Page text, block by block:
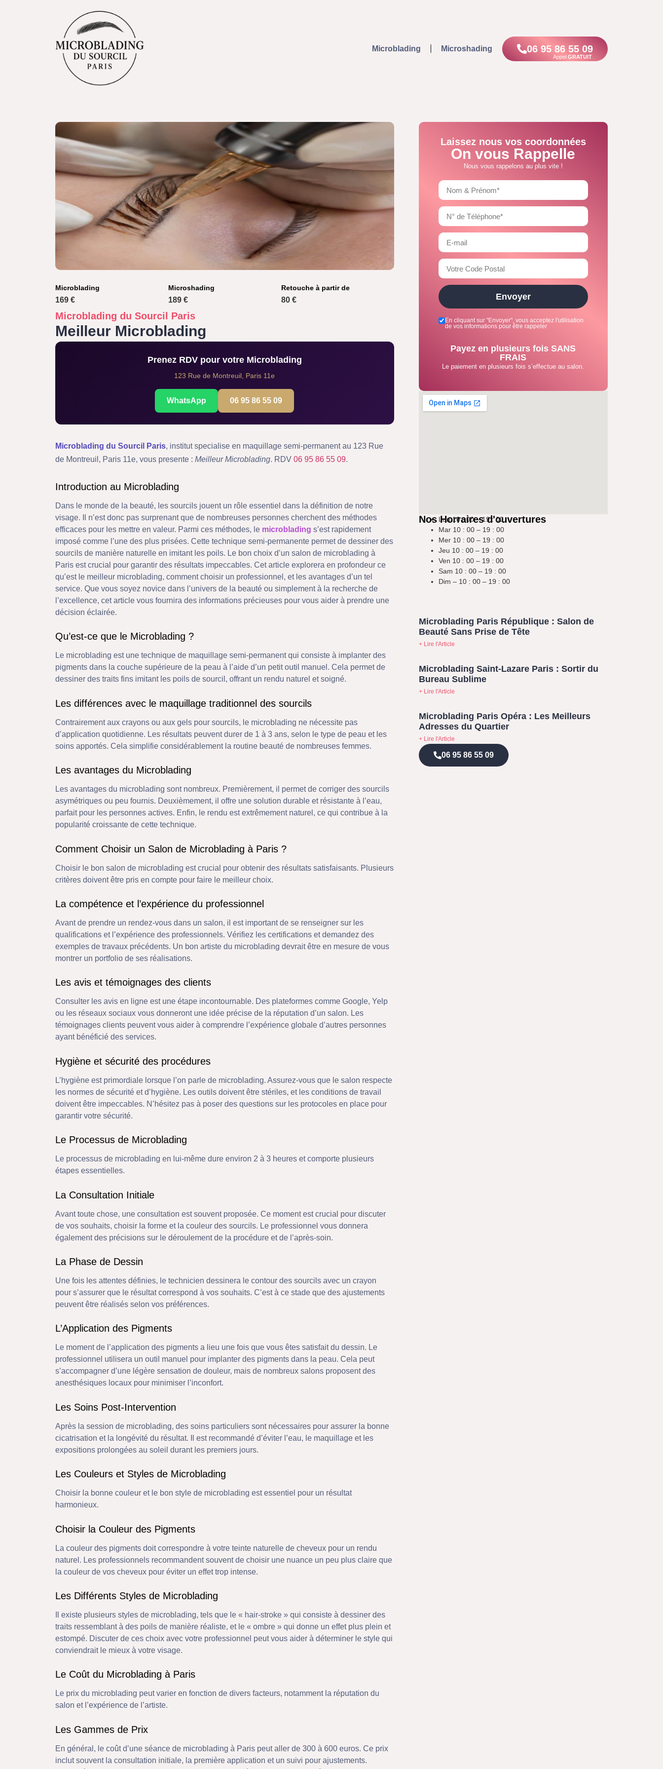
Microblading Microshading 06 95 86 55 09
Appel GRATUIT
Microblading
169 €
Microshading
189 €
Retouche à partir de
80 €
Microblading du Sourcil Paris
Meilleur Microblading
Prenez RDV pour votre Microblading
123 Rue de Montreuil, Paris 11e
WhatsApp 06 95 86 55 09
Microblading du Sourcil Paris, institut specialise en maquillage semi-permanent au 123 Rue
de Montreuil, Paris 11e, vous presente : Meilleur Microblading. RDV 06 95 86 55 09.
Introduction au Microblading
Dans le monde de la beauté, les sourcils jouent un rôle essentiel dans la définition de notre
visage. Il n’est donc pas surprenant que de nombreuses personnes cherchent des méthodes
efficaces pour les mettre en valeur. Parmi ces méthodes, le microblading s’est rapidement
imposé comme l’une des plus prisées. Cette technique semi-permanente permet de dessiner des
sourcils de manière naturelle en imitant les poils. Le bon choix d’un salon de microblading à
Paris est crucial pour garantir des résultats impeccables. Cet article explorera en profondeur ce
qu’est le meilleur microblading, comment choisir un professionnel, et les avantages d’un tel
service. Que vous soyez novice dans l’univers de la beauté ou simplement à la recherche de
l’excellence, cet article vous fournira des informations précieuses pour vous aider à prendre une
décision éclairée.
Qu’est-ce que le Microblading ?
Le microblading est une technique de maquillage semi-permanent qui consiste à implanter des
pigments dans la couche supérieure de la peau à l’aide d’un petit outil manuel. Cela permet de
dessiner des traits fins imitant les poils de sourcil, offrant un rendu naturel et soigné.
Les différences avec le maquillage traditionnel des sourcils
Contrairement aux crayons ou aux gels pour sourcils, le microblading ne nécessite pas
d’application quotidienne. Les résultats peuvent durer de 1 à 3 ans, selon le type de peau et les
soins apportés. Cela simplifie considérablement la routine beauté de nombreuses femmes.
Les avantages du Microblading
Les avantages du microblading sont nombreux. Premièrement, il permet de corriger des sourcils
asymétriques ou peu fournis. Deuxièmement, il offre une solution durable et résistante à l’eau,
parfait pour les personnes actives. Enfin, le rendu est extrêmement naturel, ce qui contribue à la
popularité croissante de cette technique.
Comment Choisir un Salon de Microblading à Paris ?
Choisir le bon salon de microblading est crucial pour obtenir des résultats satisfaisants. Plusieurs
critères doivent être pris en compte pour faire le meilleur choix.
La compétence et l’expérience du professionnel
Avant de prendre un rendez-vous dans un salon, il est important de se renseigner sur les
qualifications et l’expérience des professionnels. Vérifiez les certifications et demandez des
exemples de travaux précédents. Un bon artiste du microblading devrait être en mesure de vous
montrer un portfolio de ses réalisations.
Les avis et témoignages des clients
Consulter les avis en ligne est une étape incontournable. Des plateformes comme Google, Yelp
ou les réseaux sociaux vous donneront une idée précise de la réputation d’un salon. Les
témoignages clients peuvent vous aider à comprendre l’expérience globale d’autres personnes
ayant bénéficié des services.
Hygiène et sécurité des procédures
L’hygiène est primordiale lorsque l’on parle de microblading. Assurez-vous que le salon respecte
les normes de sécurité et d’hygiène. Les outils doivent être stériles, et les conditions de travail
doivent être impeccables. N’hésitez pas à poser des questions sur les protocoles en place pour
garantir votre sécurité.
Le Processus de Microblading
Le processus de microblading en lui-même dure environ 2 à 3 heures et comporte plusieurs
étapes essentielles.
La Consultation Initiale
Avant toute chose, une consultation est souvent proposée. Ce moment est crucial pour discuter
de vos souhaits, choisir la forme et la couleur des sourcils. Le professionnel vous donnera
également des précisions sur le déroulement de la procédure et de l’après-soin.
La Phase de Dessin
Une fois les attentes définies, le technicien dessinera le contour des sourcils avec un crayon
pour s’assurer que le résultat correspond à vos souhaits. C’est à ce stade que des ajustements
peuvent être réalisés selon vos préférences.
L’Application des Pigments
Le moment de l’application des pigments a lieu une fois que vous êtes satisfait du dessin. Le
professionnel utilisera un outil manuel pour implanter des pigments dans la peau. Cela peut
s’accompagner d’une légère sensation de douleur, mais de nombreux salons proposent des
anesthésiques locaux pour minimiser l’inconfort.
Les Soins Post-Intervention
Après la session de microblading, des soins particuliers sont nécessaires pour assurer la bonne
cicatrisation et la longévité du résultat. Il est recommandé d’éviter l’eau, le maquillage et les
expositions prolongées au soleil durant les premiers jours.
Les Couleurs et Styles de Microblading
Choisir la bonne couleur et le bon style de microblading est essentiel pour un résultat
harmonieux.
Choisir la Couleur des Pigments
La couleur des pigments doit correspondre à votre teinte naturelle de cheveux pour un rendu
naturel. Les professionnels recommandent souvent de choisir une nuance un peu plus claire que
la couleur de vos cheveux pour éviter un effet trop intense.
Les Différents Styles de Microblading
Il existe plusieurs styles de microblading, tels que le « hair-stroke » qui consiste à dessiner des
traits ressemblant à des poils de manière réaliste, et le « ombre » qui donne un effet plus plein et
estompé. Discuter de ces choix avec votre professionnel peut vous aider à déterminer le style qui
conviendrait le mieux à votre visage.
Le Coût du Microblading à Paris
Le prix du microblading peut varier en fonction de divers facteurs, notamment la réputation du
salon et l’expérience de l’artiste.
Les Gammes de Prix
En général, le coût d’une séance de microblading à Paris peut aller de 300 à 600 euros. Ce prix
inclut souvent la consultation initiale, la première application et un suivi pour ajustements.
Laissez nous vos coordonnées
On vous Rappelle
Nous vous rappelons au plus vite !
En cliquant sur "Envoyer", vous acceptez l'utilisation
de vos informations pour être rappeler
Envoyer
Payez en plusieurs fois SANS
FRAIS
Le paiement en plusieurs fois s’effectue au salon.
Nos Horraires d'ouvertures
Lun 10 : 00 – 19 : 00
Mar 10 : 00 – 19 : 00
Mer 10 : 00 – 19 : 00
Jeu 10 : 00 – 19 : 00
Ven 10 : 00 – 19 : 00
Sam 10 : 00 – 19 : 00
Dim – 10 : 00 – 19 : 00
Microblading Paris République : Salon de
Beauté Sans Prise de Tête
+ Lire l'Article
Microblading Saint-Lazare Paris : Sortir du
Bureau Sublime
+ Lire l'Article
Microblading Paris Opéra : Les Meilleurs
Adresses du Quartier
+ Lire l'Article
06 95 86 55 09